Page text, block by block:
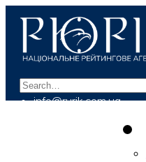
info@rurik.com.ua